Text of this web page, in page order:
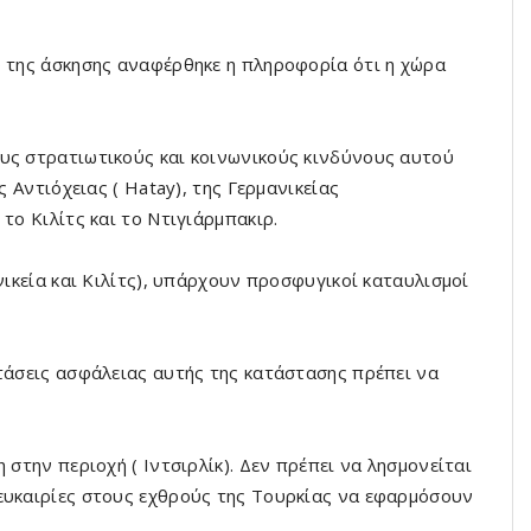
άσκησης αναφέρθηκε η πληροφορία ότι η χώρα
στρατιωτικούς και κοινωνικούς κινδύνους αυτού
Αντιόχειας ( Hatay), της Γερμανικείας
Κιλίτς και το Ντιγιάρμπακιρ.
και Κιλίτς), υπάρχουν προσφυγικοί καταυλισμοί
ασφάλειας αυτής της κατάστασης πρέπει να
περιοχή ( Ιντσιρλίκ). Δεν πρέπει να λησμονείται
στους εχθρούς της Τουρκίας να εφαρμόσουν